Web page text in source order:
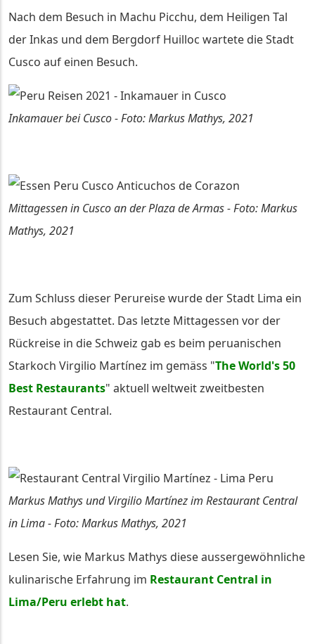
Nach dem Besuch in Machu Picchu, dem Heiligen Tal
der Inkas und dem Bergdorf Huilloc wartete die Stadt
Cusco auf einen Besuch.
Inkamauer bei Cusco - Foto: Markus Mathys, 2021
Mittagessen in Cusco an der Plaza de Armas - Foto: Markus
Mathys, 2021
Zum Schluss dieser Perureise wurde der Stadt Lima ein
Besuch abgestattet. Das letzte Mittagessen vor der
Rückreise in die Schweiz gab es beim peruanischen
Starkoch Virgilio Martínez im gemäss "The World's 50
Best Restaurants" aktuell weltweit zweitbesten
Restaurant Central.
Markus Mathys und Virgilio Martínez im Restaurant Central
in Lima - Foto: Markus Mathys, 2021
Lesen Sie, wie Markus Mathys diese aussergewöhnliche
kulinarische Erfahrung im Restaurant Central in
Lima/Peru erlebt hat.